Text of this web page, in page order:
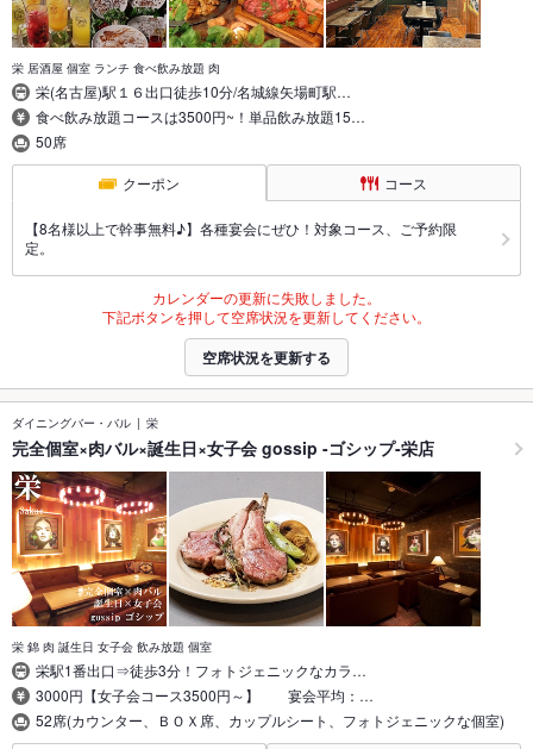
栄 居酒屋 個室 ランチ 食べ飲み放題 肉
栄(名古屋)駅１６出口徒歩10分/名城線矢場町駅…
食べ飲み放題コースは3500円~！単品飲み放題15…
50席
クーポン コース
【8名様以上で幹事無料♪】各種宴会にぜひ！対象コース、ご予約限
定。
カレンダーの更新に失敗しました。
下記ボタンを押して空席状況を更新してください。
空席状況を更新する
ダイニングバー・バル 栄
完全個室×肉バル×誕生日×女子会 gossip -ゴシップ-栄店
栄 錦 肉 誕生日 女子会 飲み放題 個室
栄駅1番出口⇒徒歩3分！フォトジェニックなカラ…
3000円【女子会コース3500円～】 宴会平均：…
52席(カウンター、ＢＯＸ席、カップルシート、フォトジェニックな個室)